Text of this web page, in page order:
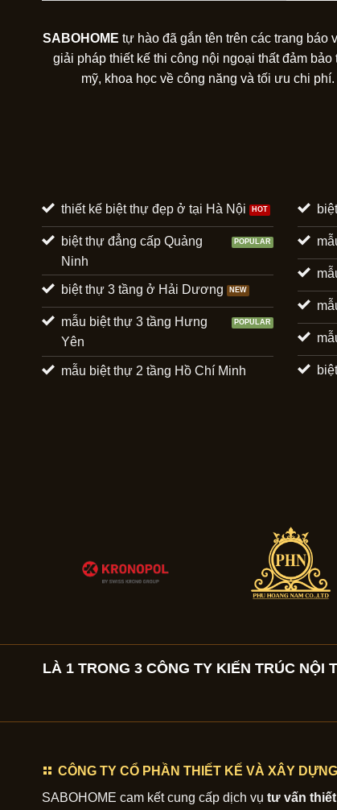
SABOHOME tự hào đã gắn tên trên các trang báo
giải pháp thiết kế thi công nội ngoại thất đảm bảo
mỹ, khoa học về công năng và tối ưu chi phí.
thiết kế biệt thự đẹp ở tại Hà Nội
biệt thự đẳng cấp Quảng
Ninh
biệt thự 3 tầng ở Hải Dương
mẫu biệt thự 3 tầng Hưng
Yên
mẫu biệt thự 2 tầng Hồ Chí Minh
LÀ 1 TRONG 3 CÔNG TY KIẾN TRÚC
CÔNG TY CỔ PHẦN THIẾT KẾ VÀ XÂY
SABOHOME cam kết cung cấp dịch vụ tư vấn